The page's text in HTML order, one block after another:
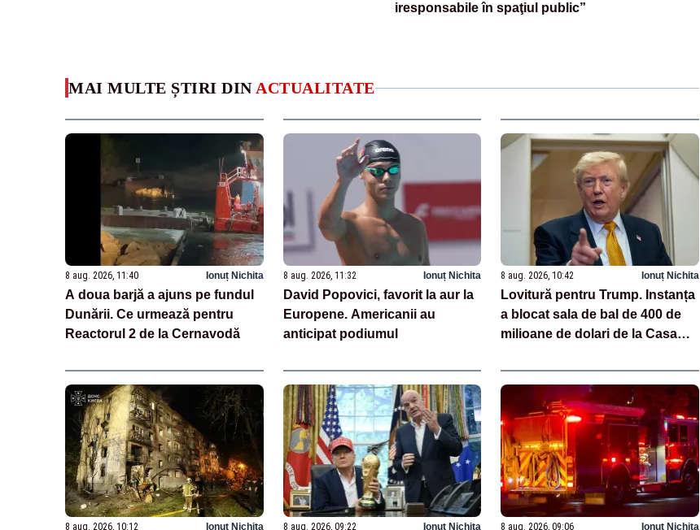
iresponsabile în spaţiul public”
MAI MULTE ȘTIRI DIN ACTUALITATE
8 aug. 2026, 11:40 Ionuț Nichita
A doua barjă a ajuns pe fundul
Dunării. Ce urmează pentru
Reactorul 2 de la Cernavodă
8 aug. 2026, 11:32 Ionuț Nichita
David Popovici, favorit la aur la
Europene. Americanii au
anticipat podiumul
8 aug. 2026, 10:42 Ionuț Nichita
Lovitură pentru Trump. Instanța
a blocat sala de bal de 400 de
milioane de dolari de la Casa
8 aug. 2026, 10:12 Ionuț Nichita 8 aug. 2026, 09:22 Ionuț Nichita 8 aug. 2026, 09:06 Ionuț Nichita